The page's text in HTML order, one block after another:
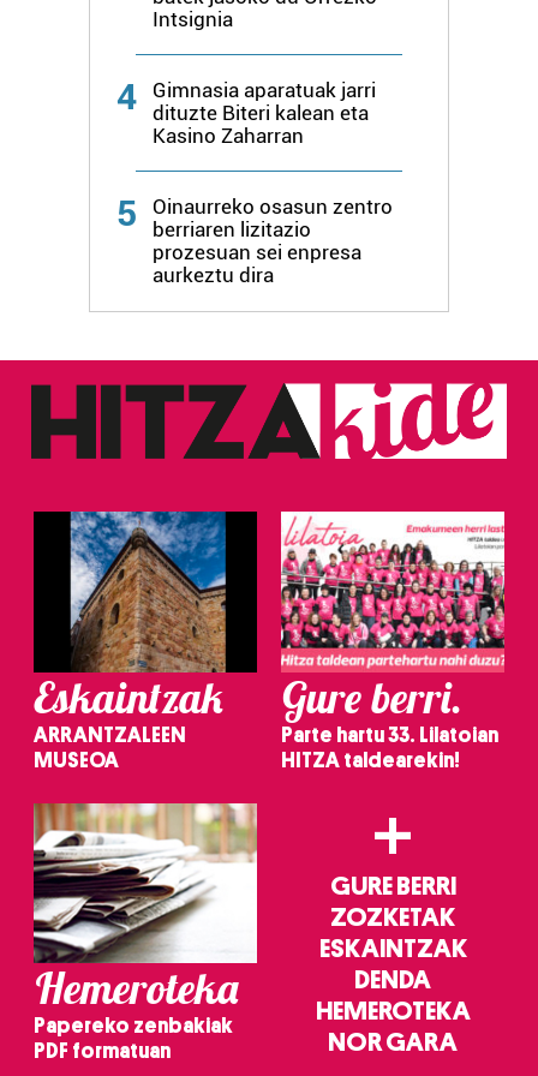
Bazkide batzuek ez dizute baimenik eskatzen, eta beren
interes komertzial legitimoetan babesten dira. Ikusi gure
bazkideen zerrenda, beren ustez zein helburutarako
duten interes legitimoa eta horren aurka nola egin
dezakezun ikusteko.
Lortu zure datu pertsonalak prozesatzeko moduari
buruzko informazio gehiago eta ezarri zure lehentasunak
zure baimena Cookieen adierazpenean.
fitxategiak erabiltzen ditu. Zure esperientzia eta
zerbitzuak hobetzeko asmoz, cookie teknologiaz
baliatzen gara. Ohar hau onartuz gero, teknologia hori
irakurri
Intsignia
4
Gimnasia aparatuak jarri
dituzte Biteri kalean eta
Kasino Zaharran
5
Oinaurreko osasun zentro
berriaren lizitazio
prozesuan sei enpresa
aurkeztu dira
Eskaintzak
ARRANTZALEEN
MUSEOA
Gure berri.
Parte hartu 33. Lilatoian
HITZA taldearekin!
Hemeroteka
Papereko zenbakiak
PDF formatuan
+
GURE BERRI
ZOZKETAK
ESKAINTZAK
DENDA
HEMEROTEKA
NOR GARA